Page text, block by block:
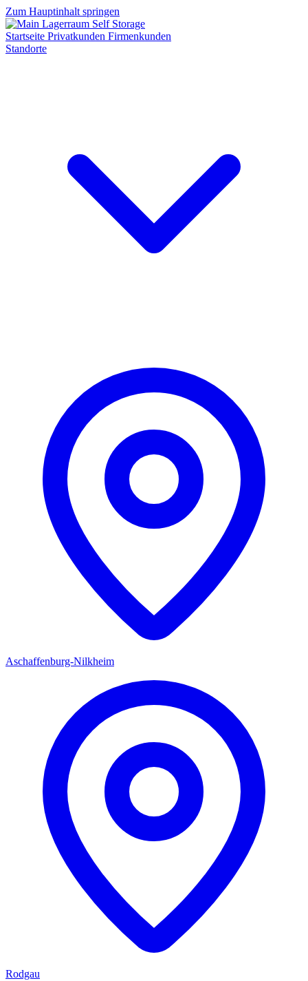
Zum Hauptinhalt springen
Startseite Privatkunden Firmenkunden
Standorte
Aschaffenburg-Nilkheim
Rodgau